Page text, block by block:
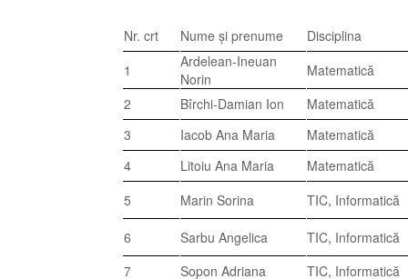
Nr. crt Nume și prenume
Disciplina
1
Ardelean-Ineuan
Norin
Matematică
2
Bîrchi-Damian Ion
Matematică
3
Iacob Ana Maria
Matematică
4
Litoiu Ana Maria
Matematică
5
Marin Sorina TIC, Informatică
6 Sarbu Angelica
TIC, Informatică
7
Sopon Adriana TIC, Informatică